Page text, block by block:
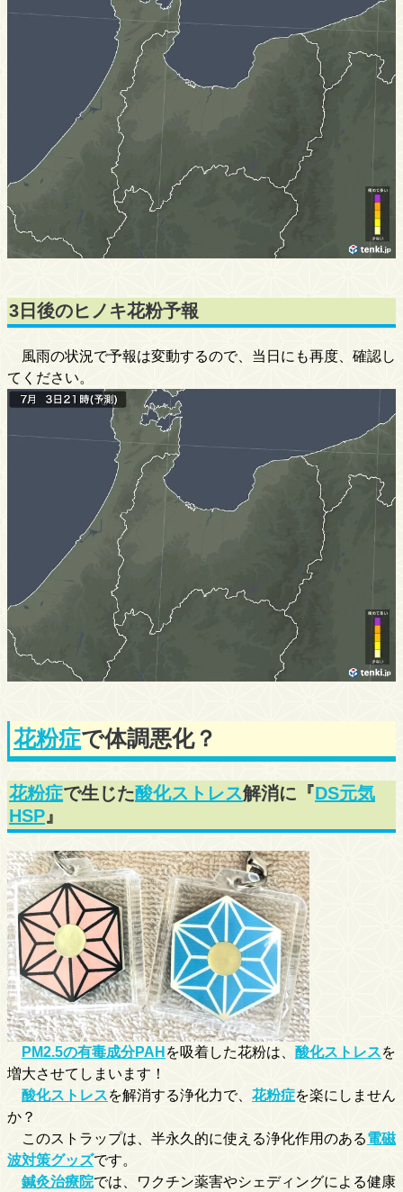
3日後のヒノキ花粉予報
風雨の状況で予報は変動するので、当日にも再度、確認し
てください。
花粉症で体調悪化？
花粉症で生じた酸化ストレス解消に『DS元気
HSP』
PM2.5の有毒成分PAH を吸着した花粉は、 酸化ストレスを
増大させてしまいます！
酸化ストレスを解消する浄化力で、 花粉症を楽にしません
か？
このストラップは、半永久的に使える浄化作用のある電磁
波対策グッズです。
鍼灸治療院では、ワクチン薬害やシェディングによる健康